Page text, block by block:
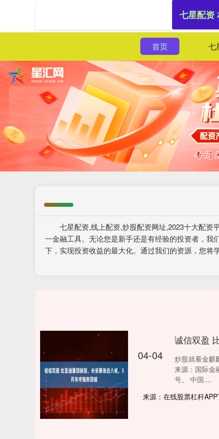
首页 七
七星配资,线上配资,炒股配资网址,2023十大配
一金融工具。无论您是新手还是有经验的投资者，
下，实现投资收益的最大化。通过我们的资源，您
七星配资
04-04
诚信双盈
炒股就看金麒
来源：国际金
号。 中国....
来源：在线股票杠杆